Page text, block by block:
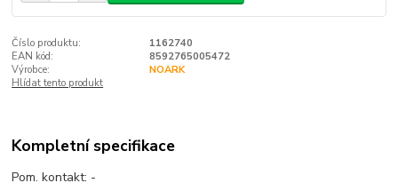
Číslo produktu:
1162740
EAN kód:
8592765005472
Výrobce:
NOARK
Hlídat tento produkt
Kompletní specifikace
Pom. kontakt: -